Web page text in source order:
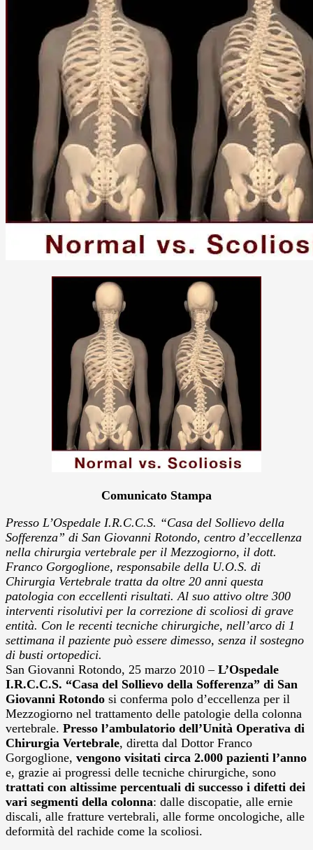
Comunicato Stampa
Presso L’Ospedale I.R.C.C.S. “Casa del Sollievo della
Sofferenza” di San Giovanni Rotondo, centro d’eccellenza
nella chirurgia vertebrale per il Mezzogiorno, il dott.
Franco Gorgoglione, responsabile della U.O.S. di
Chirurgia Vertebrale tratta da oltre 20 anni questa
patologia con eccellenti risultati. Al suo attivo oltre 300
interventi risolutivi per la correzione di scoliosi di grave
entità. Con le recenti tecniche chirurgiche, nell’arco di 1
settimana il paziente può essere dimesso, senza il sostegno
di busti ortopedici.
San Giovanni Rotondo, 25 marzo 2010 – L’Ospedale
I.R.C.C.S. “Casa del Sollievo della Sofferenza” di San
Giovanni Rotondo si conferma polo d’eccellenza per il
Mezzogiorno nel trattamento delle patologie della colonna
vertebrale. Presso l’ambulatorio dell’Unità Operativa di
Chirurgia Vertebrale, diretta dal Dottor Franco
Gorgoglione, vengono visitati circa 2.000 pazienti l’anno
e, grazie ai progressi delle tecniche chirurgiche, sono
trattati con altissime percentuali di successo i difetti dei
vari segmenti della colonna: dalle discopatie, alle ernie
discali, alle fratture vertebrali, alle forme oncologiche, alle
deformità del rachide come la scoliosi.